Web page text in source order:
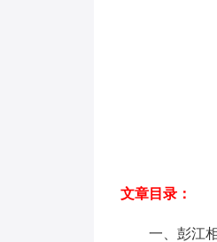
文章目录：
一、彭江